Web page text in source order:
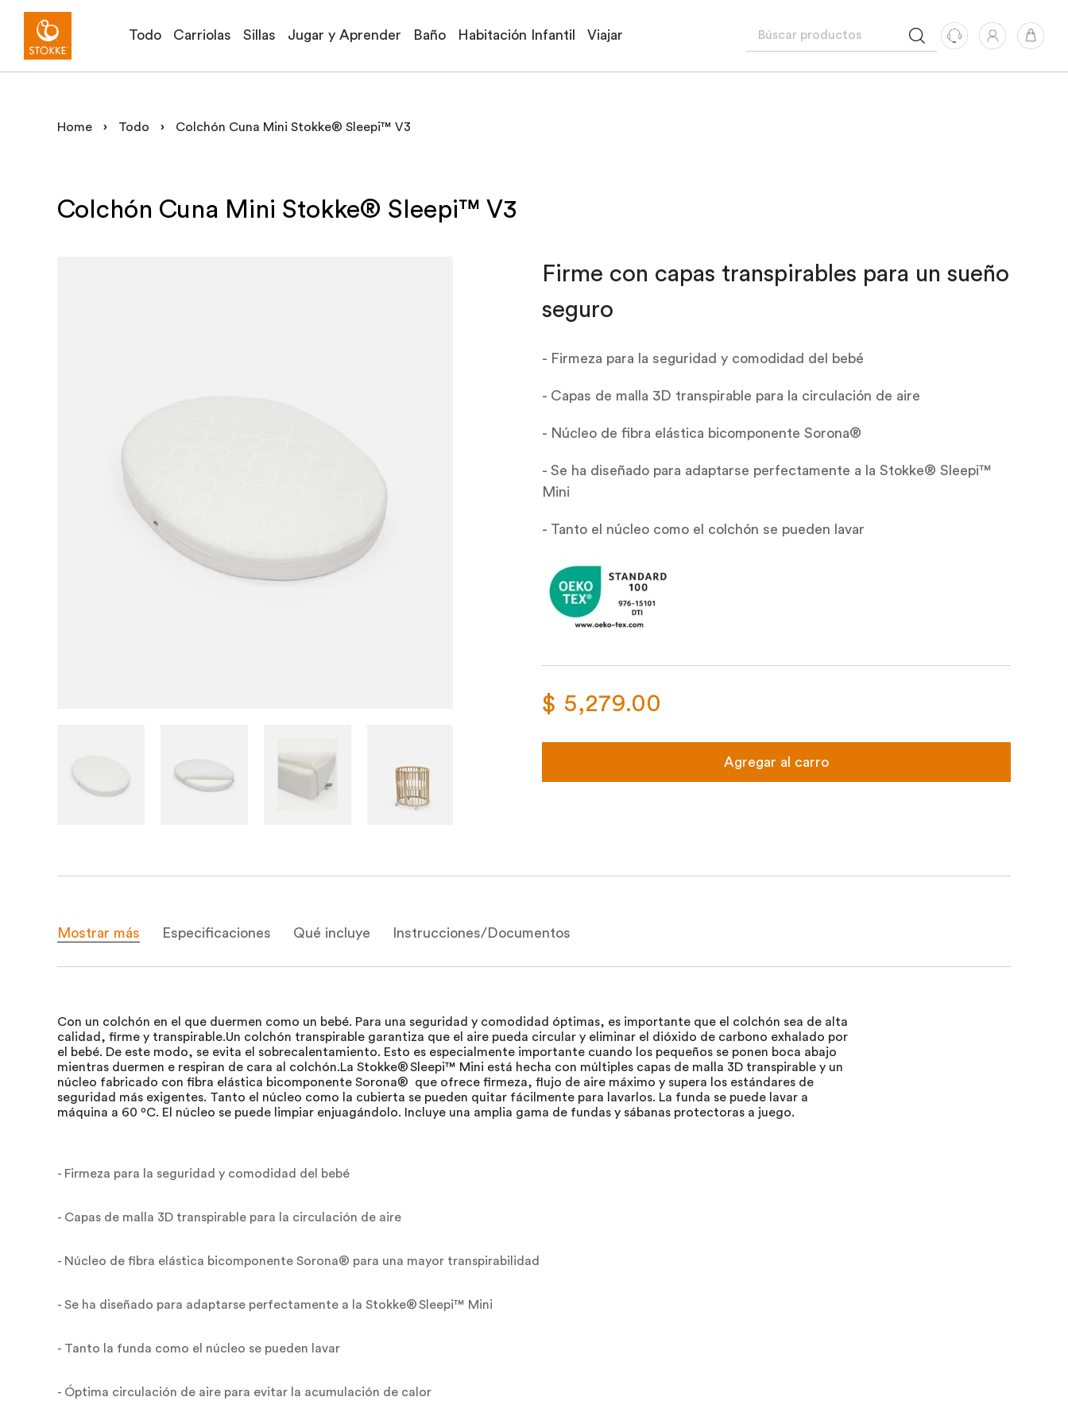
Todo Carriolas Sillas Jugar y Aprender Baño Habitación Infantil Viajar
Home › Todo › Colchón Cuna Mini Stokke® Sleepi™ V3
Colchón Cuna Mini Stokke® Sleepi™ V3
Firme con capas transpirables para un sueño
seguro
- Firmeza para la seguridad y comodidad del bebé
- Capas de malla 3D transpirable para la circulación de aire
- Núcleo de fibra elástica bicomponente Sorona®
- Se ha diseñado para adaptarse perfectamente a la Stokke® Sleepi™
Mini
- Tanto el núcleo como el colchón se pueden lavar
$ 5,279.00
Agregar al carro
Mostrar más Especificaciones Qué incluye Instrucciones/Documentos
Con un colchón en el que duermen como un bebé. Para una seguridad y comodidad óptimas, es importante que el colchón sea de alta
calidad, firme y transpirable.Un colchón transpirable garantiza que el aire pueda circular y eliminar el dióxido de carbono exhalado por
el bebé. De este modo, se evita el sobrecalentamiento. Esto es especialmente importante cuando los pequeños se ponen boca abajo
mientras duermen e respiran de cara al colchón.La Stokke® Sleepi™ Mini está hecha con múltiples capas de malla 3D transpirable y un
núcleo fabricado con fibra elástica bicomponente Sorona® que ofrece firmeza, flujo de aire máximo y supera los estándares de
seguridad más exigentes. Tanto el núcleo como la cubierta se pueden quitar fácilmente para lavarlos. La funda se puede lavar a
máquina a 60 ºC. El núcleo se puede limpiar enjuagándolo. Incluye una amplia gama de fundas y sábanas protectoras a juego.
- Firmeza para la seguridad y comodidad del bebé
- Capas de malla 3D transpirable para la circulación de aire
- Núcleo de fibra elástica bicomponente Sorona® para una mayor transpirabilidad
- Se ha diseñado para adaptarse perfectamente a la Stokke® Sleepi™ Mini
- Tanto la funda como el núcleo se pueden lavar
- Óptima circulación de aire para evitar la acumulación de calor